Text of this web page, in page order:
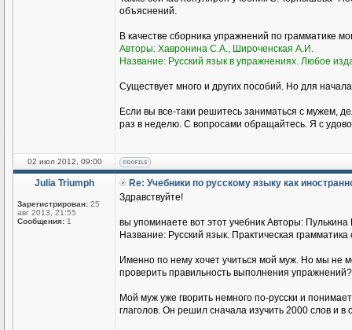
объяснений.
В качестве сборника упражнений по грамматике
Авторы: Хавронина С.А., Широченская А.И.
Название: Русский язык в упражнениях. Любое
Существует много и других пособий. Но для
Если вы все-таки решитесь заниматься с мужем,
раз в неделю. С вопросами обращайтесь. Я с
02 июл 2012, 09:00
Julia Triumph
Зарегистрирован: 25
авг 2013, 21:55
Сообщения: 1
Re: Учебники по русскому языку как
Здравствуйте!
вы упоминаете вот этот учебник Авторы:
Название: Русский язык. Практическая
Именно по нему хочет учиться мой муж. Но мы не
проверить правильность выполнения упражнений?
Мой муж уже гворить немного по-русски и
глаголов. Он решил сначала изучить 2000 слов и